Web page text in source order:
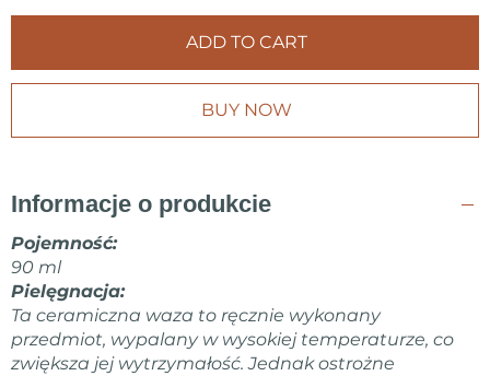
Ponieważ każda sztuka powstaje ręcznie, każdy egzemplarz
jest nieco inny – zyskujesz więc unikatowe dzieło sztuki
Z pojemnością 90 ml kubek doskonale sprawdzi się do
serwowania Twoich ulubionych gorących lub zimnych
ADD TO CART
BUY NOW
Informacje o produkcie
Pojemność:
90 ml
Pielęgnacja:
Ta ceramiczna waza to ręcznie wykonany
przedmiot, wypalany w wysokiej temperaturze, co
zwiększa jej wytrzymałość. Jednak ostrożne